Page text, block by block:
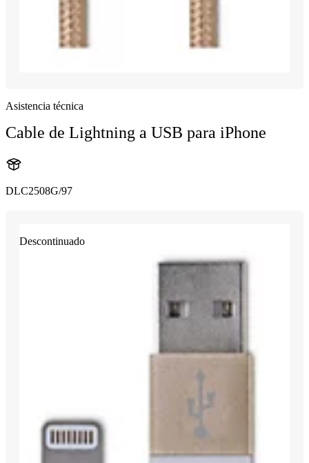
Asistencia técnica
Cable de Lightning a USB para iPhone
DLC2508G/97
Descontinuado